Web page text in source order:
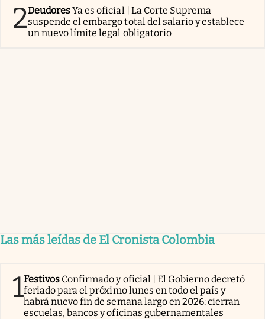
2DeudoresYa es oficial | La Corte Suprema
suspende el embargo total del salario y establece
un nuevo límite legal obligatorio
Las más leídas de El Cronista Colombia
1Festivos Confirmado y oficial | El Gobierno decretó
feriado para el próximo lunes en todo el país y
habrá nuevo fin de semana largo en 2026: cierran
escuelas, bancos y oficinas gubernamentales